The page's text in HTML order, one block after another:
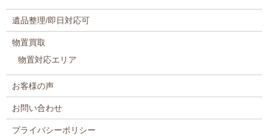
遺品整理/即日対応可
物置買取
物置対応エリア
お客様の声
お問い合わせ
プライバシーポリシー